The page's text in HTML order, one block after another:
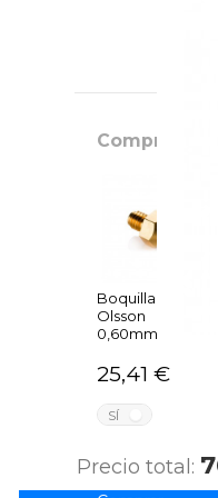
Comprados
Boquilla
Olsson
0,60mm
25,41 €
SÍ
Precio total: